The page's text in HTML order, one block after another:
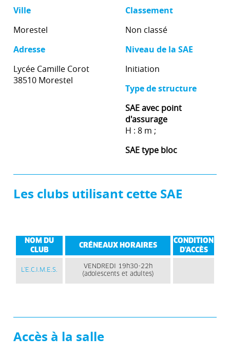
Ville
Morestel
Adresse
Lycée Camille Corot
38510 Morestel
Classement
Non classé
Niveau de la SAE
Initiation
Type de structure
SAE avec point
d'assurage
H : 8 m ;
SAE type bloc
Les clubs utilisant cette SAE
NOM DU
CLUB
CRÉNEAUX HORAIRES
CONDITION
D'ACCÈS
L'E.C.I.M.E.S.
VENDREDI 19h30-22h
(adolescents et adultes)
Accès à la salle